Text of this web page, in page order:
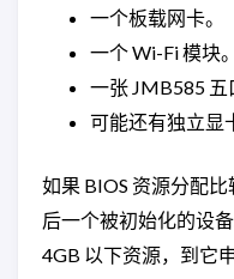
一个板载网卡。
一个 Wi-Fi 模块。
一张 JMB585 五
可能还有独立显
如果 BIOS 资源分配
后一个被初始化的设
4GB 以下资源，到它